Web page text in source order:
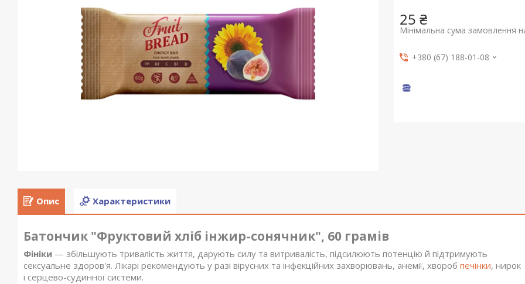
25 ₴
Мінімальна сума замовлення
+380 (67) 188-01-08
Опис Характеристики
Батончик "Фруктовий хліб інжир-сонячник", 60 грамів
Фініки — збільшують тривалість життя, дарують силу та витривалість, підсилюють потенцію й підтримують
сексуальне здоров'я. Лікарі рекомендують у разі вірусних та інфекційних захворювань, анемії, хвороб печінки, нирок
і серцево-судинної системи.